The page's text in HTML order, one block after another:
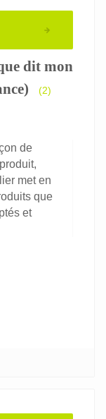
dit mon
(2)
de
met en
que
et